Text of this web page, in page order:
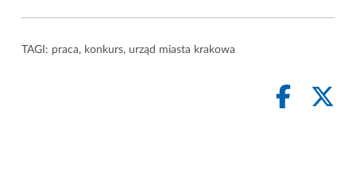
TAGI: praca, konkurs, urząd miasta krakowa